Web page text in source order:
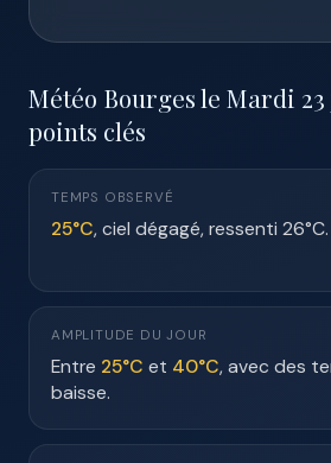
Météo Bourges le Mardi 23
points clés
TEMPS OBSERVÉ
25°C, ciel dégagé, ressenti 26°C.
AMPLITUDE DU JOUR
Entre 25°C et 40°C, avec des
baisse.